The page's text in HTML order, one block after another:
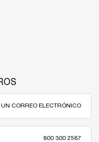
UN CORREO ELECTRÓNICO
800 300 2587